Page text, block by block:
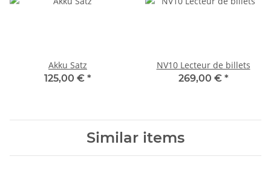
Akku Satz
125,00 € *
NV10 Lecteur de billets
269,00 € *
Similar items